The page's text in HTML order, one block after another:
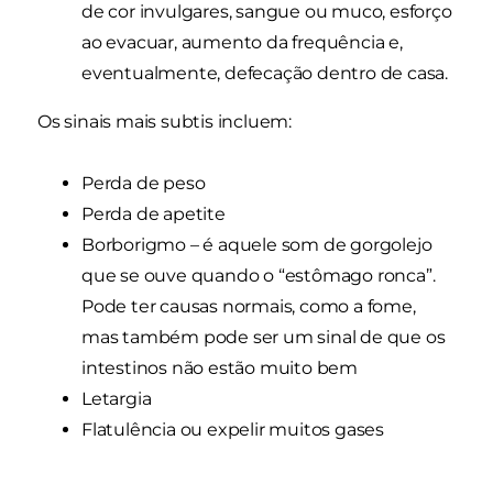
de cor invulgares, sangue ou muco, esforço
ao evacuar, aumento da frequência e,
eventualmente, defecação dentro de casa.
Os sinais mais subtis incluem:
Perda de peso
Perda de apetite
Borborigmo – é aquele som de gorgolejo
que se ouve quando o “estômago ronca”.
Pode ter causas normais, como a fome,
mas também pode ser um sinal de que os
intestinos não estão muito bem
Letargia
Flatulência ou expelir muitos gases